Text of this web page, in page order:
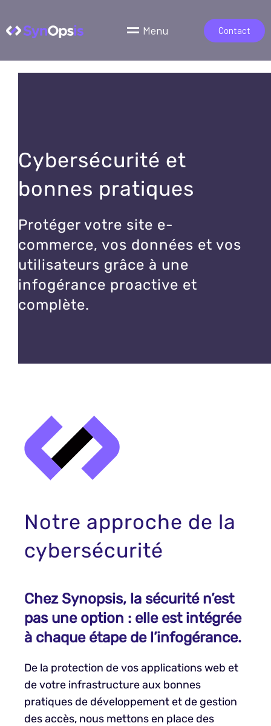
Menu Contact
Cybersécurité et
bonnes pratiques
Protéger votre site e-
commerce, vos données et vos
utilisateurs grâce à une
infogérance proactive et
complète.
Notre approche de la
cybersécurité
Chez Synopsis, la sécurité n’est
pas une option : elle est intégrée
à chaque étape de l’infogérance.
De la protection de vos applications web et
de votre infrastructure aux bonnes
pratiques de développement et de gestion
des accès, nous mettons en place des